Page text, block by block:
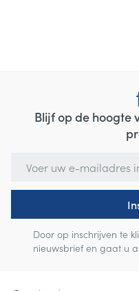
Blijf op de hoogte
Door op inschrijven te
nieuwsbrief en gaat u